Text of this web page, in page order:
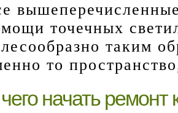
точечных
таким
то
начать ремонт